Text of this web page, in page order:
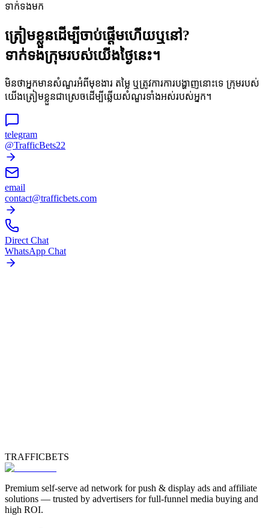
ទាក់ទងមក
ត្រៀមខ្លួនដើម្បីចាប់ផ្តើមហើយឬនៅ?
ទាក់ទងក្រុមរបស់យើងថ្ងៃនេះ។
មិនថាអ្នកមានសំណួរអំពីមុខងារ តម្លៃ ឬត្រូវការការបង្ហាញនោះទេ ក្រុមរបស់
យើងត្រៀមខ្លួនជាស្រេចដើម្បីឆ្លើយសំណួរទាំងអស់របស់អ្នក។
telegram
@TrafficBets22
email
contact@trafficbets.com
Direct Chat
WhatsApp Chat
TRAFFICBETS
Premium self-serve ad network for push & display ads and affiliate
solutions — trusted by advertisers for full-funnel media buying and
high ROI.